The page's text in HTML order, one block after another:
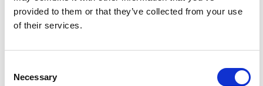
provided to them or that they’ve collected from your use
of their services.
Selection
Necessary
”Matka onnistui kaiken kaikkiaan hyvin. Kelit suosivat,
vene käyttäytyi erinomaisesti ja perässä kehräsi
litraa”, kertoi Timo retken päätteeksi.